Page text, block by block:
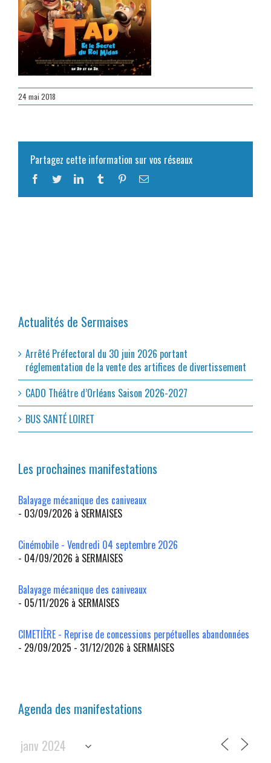
24 mai 2018
Partagez cette information sur vos réseaux
Facebook
TwitterLinkedInTumblr PinterestEmail
Actualités de Sermaises
Arrêté Préfectoral du 30 juin 2026 portant
réglementation de la vente des artifices de divertissement
CADO Théâtre d’Orléans Saison 2026-2027
BUS SANTÉ LOIRET
Les prochaines manifestations
Balayage mécanique des caniveaux
- 03/09/2026 à SERMAISES
Cinémobile - Vendredi 04 septembre 2026
- 04/09/2026 à SERMAISES
Balayage mécanique des caniveaux
- 05/11/2026 à SERMAISES
CIMETIÈRE - Reprise de concessions perpétuelles abandonnées
- 29/09/2025 - 31/12/2026 à SERMAISES
Agenda des manifestations